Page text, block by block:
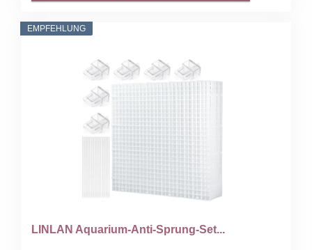
EMPFEHLUNG
LINLAN Aquarium-Anti-Sprung-Set...